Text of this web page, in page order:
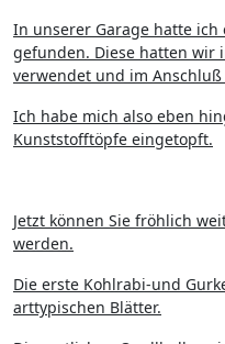
In unserer Garage hatte
gefunden. Diese hatten wir
verwendet und im
Ich habe mich also eben
Kunststofftöpfe eingetopft.
Jetzt können Sie fröhlich
werden.
Die erste Kohlrabi-und
arttypischen Blätter.